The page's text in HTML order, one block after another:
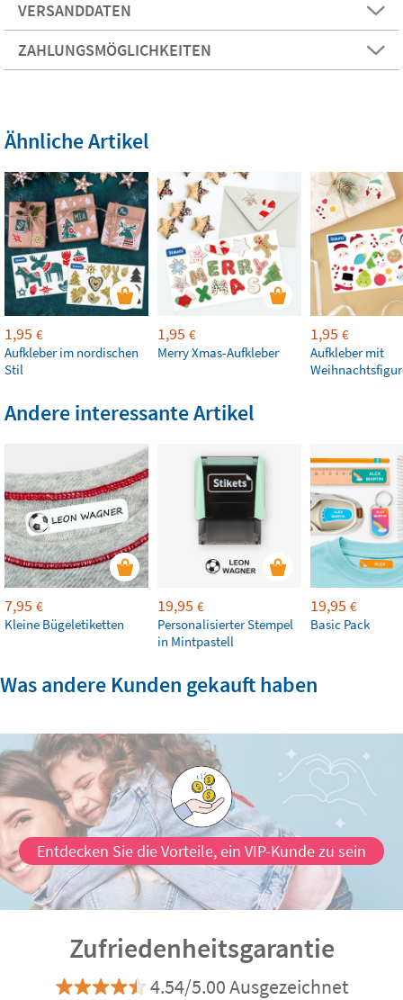
VERSANDDATEN
ZAHLUNGSMÖGLICHKEITEN
Ähnliche Artikel
1,95 €
Aufkleber im nordischen
Stil
1,95 €
Merry Xmas-Aufkleber
1,95 €
Aufkleber mit
Andere interessante Artikel
7,95 €
Kleine Bügeletiketten
19,95 €
Personalisierter Stempel
in Mintpastell
19,95 €
Basic Pack
Was andere Kunden gekauft haben
Entdecken Sie die Vorteile, ein VIP-Kunde zu sein
Zufriedenheitsgarantie
4.54/5.00 Ausgezeichnet